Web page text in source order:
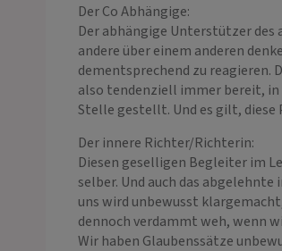
Der Co Abhängige:
Der abhängige Unterstützer
andere über einem anderen
dementsprechend zu reagieren.
also tendenziell immer bereit, in
Stelle gestellt. Und es gilt, diese
Der innere Richter/Richterin:
Diesen geselligen Begleiter im
selber. Und auch das
uns wird unbewusst
dennoch verdammt weh, wenn
Wir haben Glaubenssätze